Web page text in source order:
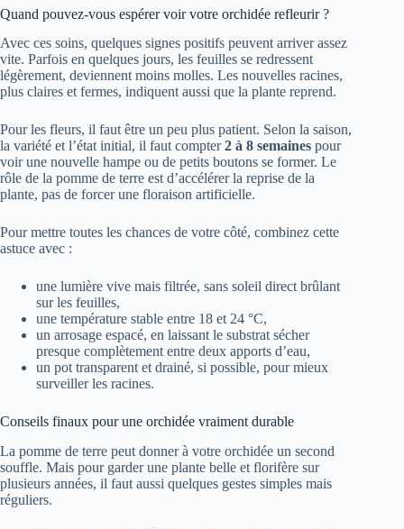
Quand pouvez-vous espérer voir votre orchidée refleurir ?
Avec ces soins, quelques signes positifs peuvent arriver assez
vite. Parfois en quelques jours, les feuilles se redressent
légèrement, deviennent moins molles. Les nouvelles racines,
plus claires et fermes, indiquent aussi que la plante reprend.
Pour les fleurs, il faut être un peu plus patient. Selon la saison,
la variété et l’état initial, il faut compter2 à 8 semaines pour
voir une nouvelle hampe ou de petits boutons se former. Le
rôle de la pomme de terre est d’accélérer la reprise de la
plante, pas de forcer une floraison artificielle.
Pour mettre toutes les chances de votre côté, combinez cette
astuce avec :
une lumière vive mais filtrée, sans soleil direct brûlant
sur les feuilles,
une température stable entre 18 et 24 °C,
un arrosage espacé, en laissant le substrat sécher
presque complètement entre deux apports d’eau,
un pot transparent et drainé, si possible, pour mieux
surveiller les racines.
Conseils finaux pour une orchidée vraiment durable
La pomme de terre peut donner à votre orchidée un second
souffle. Mais pour garder une plante belle et florifère sur
plusieurs années, il faut aussi quelques gestes simples mais
réguliers.